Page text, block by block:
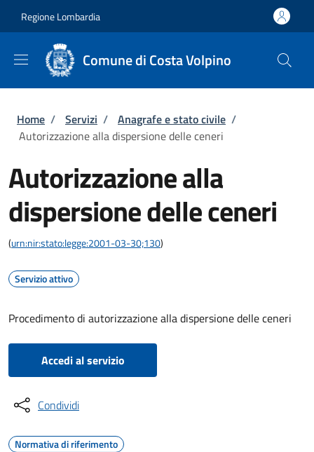
Regione Lombardia
Comune di Costa Volpino
Briciole di pane
Home / Servizi / Anagrafe e stato civile /
Autorizzazione alla dispersione delle ceneri
Autorizzazione alla
dispersione delle ceneri
(urn:nir:stato:legge:2001-03-30;130)
Servizio attivo
Procedimento di autorizzazione alla dispersione delle ceneri
Accedi al servizio
Condividi
Normativa di riferimento